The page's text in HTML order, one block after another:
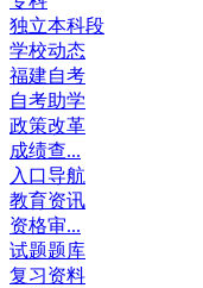
独立本科段
学校动态
福建自考
自考助学
政策改革
成绩查...
入口导航
教育资讯
资格审...
试题题库
复习资料